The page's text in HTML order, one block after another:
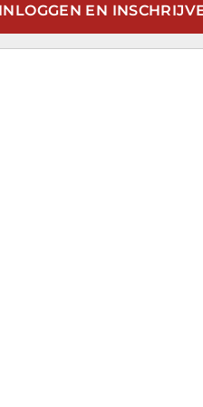
INLOGGEN EN